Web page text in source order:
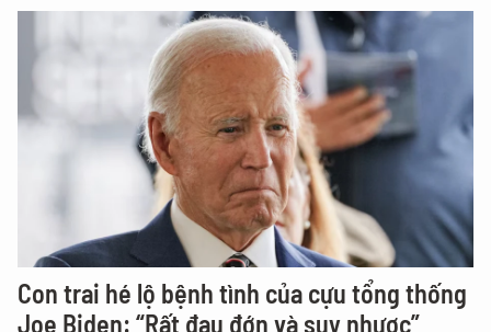
Con trai hé lộ bệnh tình của cựu tổng thống
Joe Biden: “Rất đau đớn và suy nhược”